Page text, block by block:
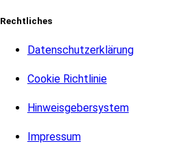
Rechtliches
Datenschutzerklärung
Cookie Richtlinie
Hinweisgebersystem
Impressum